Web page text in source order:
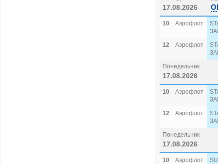
17.08.2026
10 Аэрофлот
12
Аэрофлот
Понедельник
17.08.2026
10 Аэрофлот
12
Аэрофлот
Понедельник
17.08.2026
10 Аэрофлот